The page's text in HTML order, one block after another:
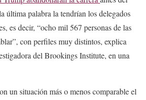
última palabra la tendrían los delegados
es decir, “ocho mil 567 personas de las
con perfiles muy distintos, explica
del Brookings Institute, en una
un situación más o menos comparable el